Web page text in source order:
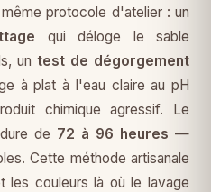
protocole d'atelier : un
qui déloge le sable
un test de dégorgement
chimique agressif. Le
dure de 72 à 96 heures —
Cette méthode artisanale
les couleurs là où le lavage